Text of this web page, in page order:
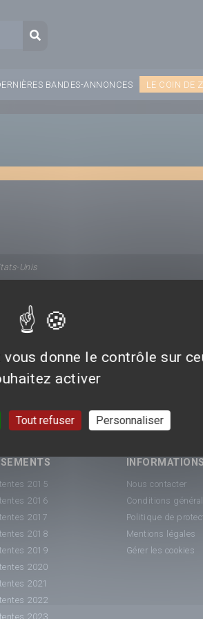
Recherche
BANDES-ANNONCES LE COIN DE
Unis
2015
2016
2017
2018
2019
2020
2021
2022
2023
INFORMATIONS
Nous contacter
Conditions
Politique de
Mentions légales
Gérer les cookies
donne le contrôle sur
activer
Tout refuser Personnaliser